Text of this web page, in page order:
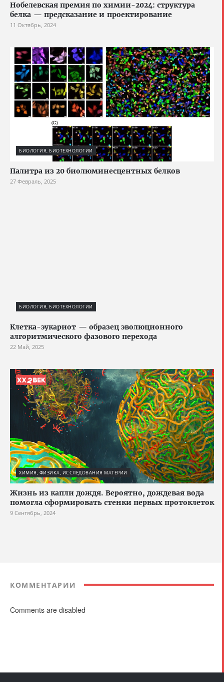
Нобелевская премия по химии-2024: структура
белка — предсказание и проектирование
11 Октябрь, 2024
БИОЛОГИЯ, БИОТЕХНОЛОГИИ
Палитра из 20 биолюминесцентных белков
27 Февраль, 2025
БИОЛОГИЯ, БИОТЕХНОЛОГИИ
Клетка-эукариот — образец эволюционного
алгоритмического фазового перехода
22 Май, 2025
ХИМИЯ, ФИЗИКА, ИССЛЕДОВАНИЯ МАТЕРИИ
Жизнь из капли дождя. Вероятно, дождевая вода
помогла сформировать стенки первых протоклеток
9 Сентябрь, 2024
КОММЕНТАРИИ
Comments are disabled